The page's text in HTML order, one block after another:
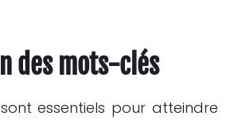
des mots-clés
essentiels pour atteindre